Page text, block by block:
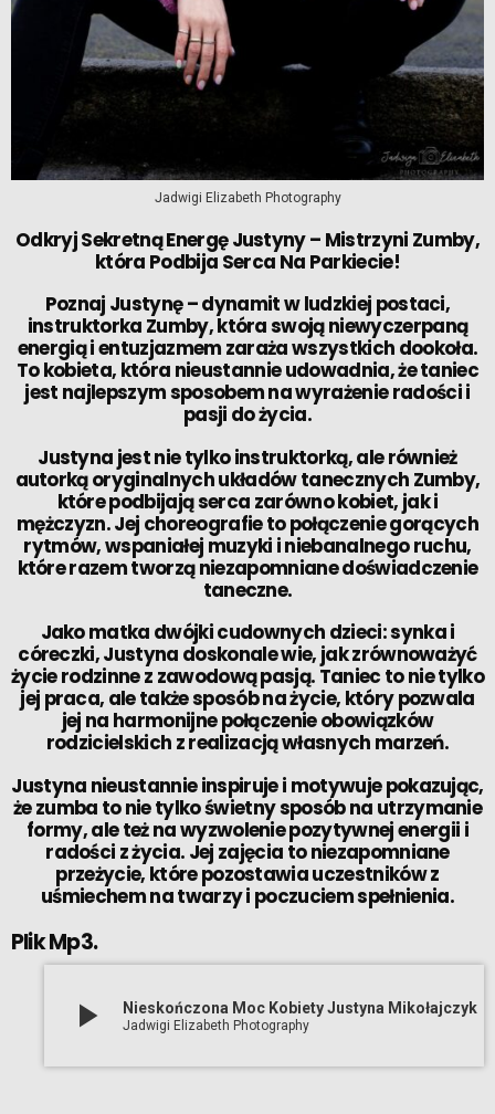
Jadwigi Elizabeth Photography
Odkryj Sekretną Energę Justyny – Mistrzyni Zumby,
która Podbija Serca Na Parkiecie!
Poznaj Justynę – dynamit w ludzkiej postaci,
instruktorka Zumby, która swoją niewyczerpaną
energią i entuzjazmem zaraża wszystkich dookoła.
To kobieta, która nieustannie udowadnia, że taniec
jest najlepszym sposobem na wyrażenie radości i
pasji do życia.
Justyna jest nie tylko instruktorką, ale również
autorką oryginalnych układów tanecznych Zumby,
które podbijają serca zarówno kobiet, jak i
mężczyzn. Jej choreografie to połączenie gorących
rytmów, wspaniałej muzyki i niebanalnego ruchu,
które razem tworzą niezapomniane doświadczenie
taneczne.
Jako matka dwójki cudownych dzieci: synka i
córeczki, Justyna doskonale wie, jak zrównoważyć
życie rodzinne z zawodową pasją. Taniec to nie tylko
jej praca, ale także sposób na życie, który pozwala
jej na harmonijne połączenie obowiązków
rodzicielskich z realizacją własnych marzeń.
Justyna nieustannie inspiruje i motywuje pokazując,
że zumba to nie tylko świetny sposób na utrzymanie
formy, ale też na wyzwolenie pozytywnej energii i
radości z życia. Jej zajęcia to niezapomniane
przeżycie, które pozostawia uczestników z
uśmiechem na twarzy i poczuciem spełnienia.
Plik Mp3.
play_arrow Nieskończona Moc Kobiety Justyna Mikołajczyk
Jadwigi Elizabeth Photography